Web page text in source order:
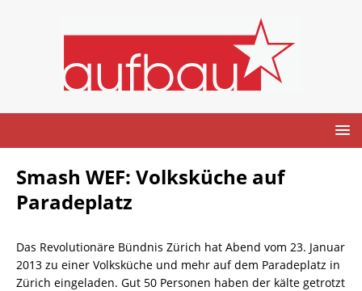
Smash WEF: Volksküche auf
Paradeplatz
Das Revolutionäre Bündnis Zürich hat Abend vom 23. Januar
2013 zu einer Volksküche und mehr auf dem Paradeplatz in
Zürich eingeladen. Gut 50 Personen haben der kälte getrotzt